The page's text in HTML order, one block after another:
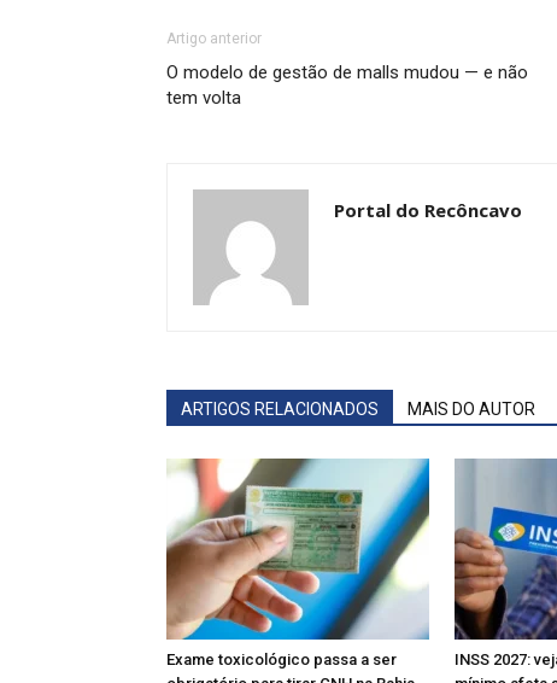
Artigo anterior
O modelo de gestão de malls mudou — e não
tem volta
Portal do Recôncavo
ARTIGOS RELACIONADOS MAIS DO AUTOR
Exame toxicológico passa a ser
INSS 2027: